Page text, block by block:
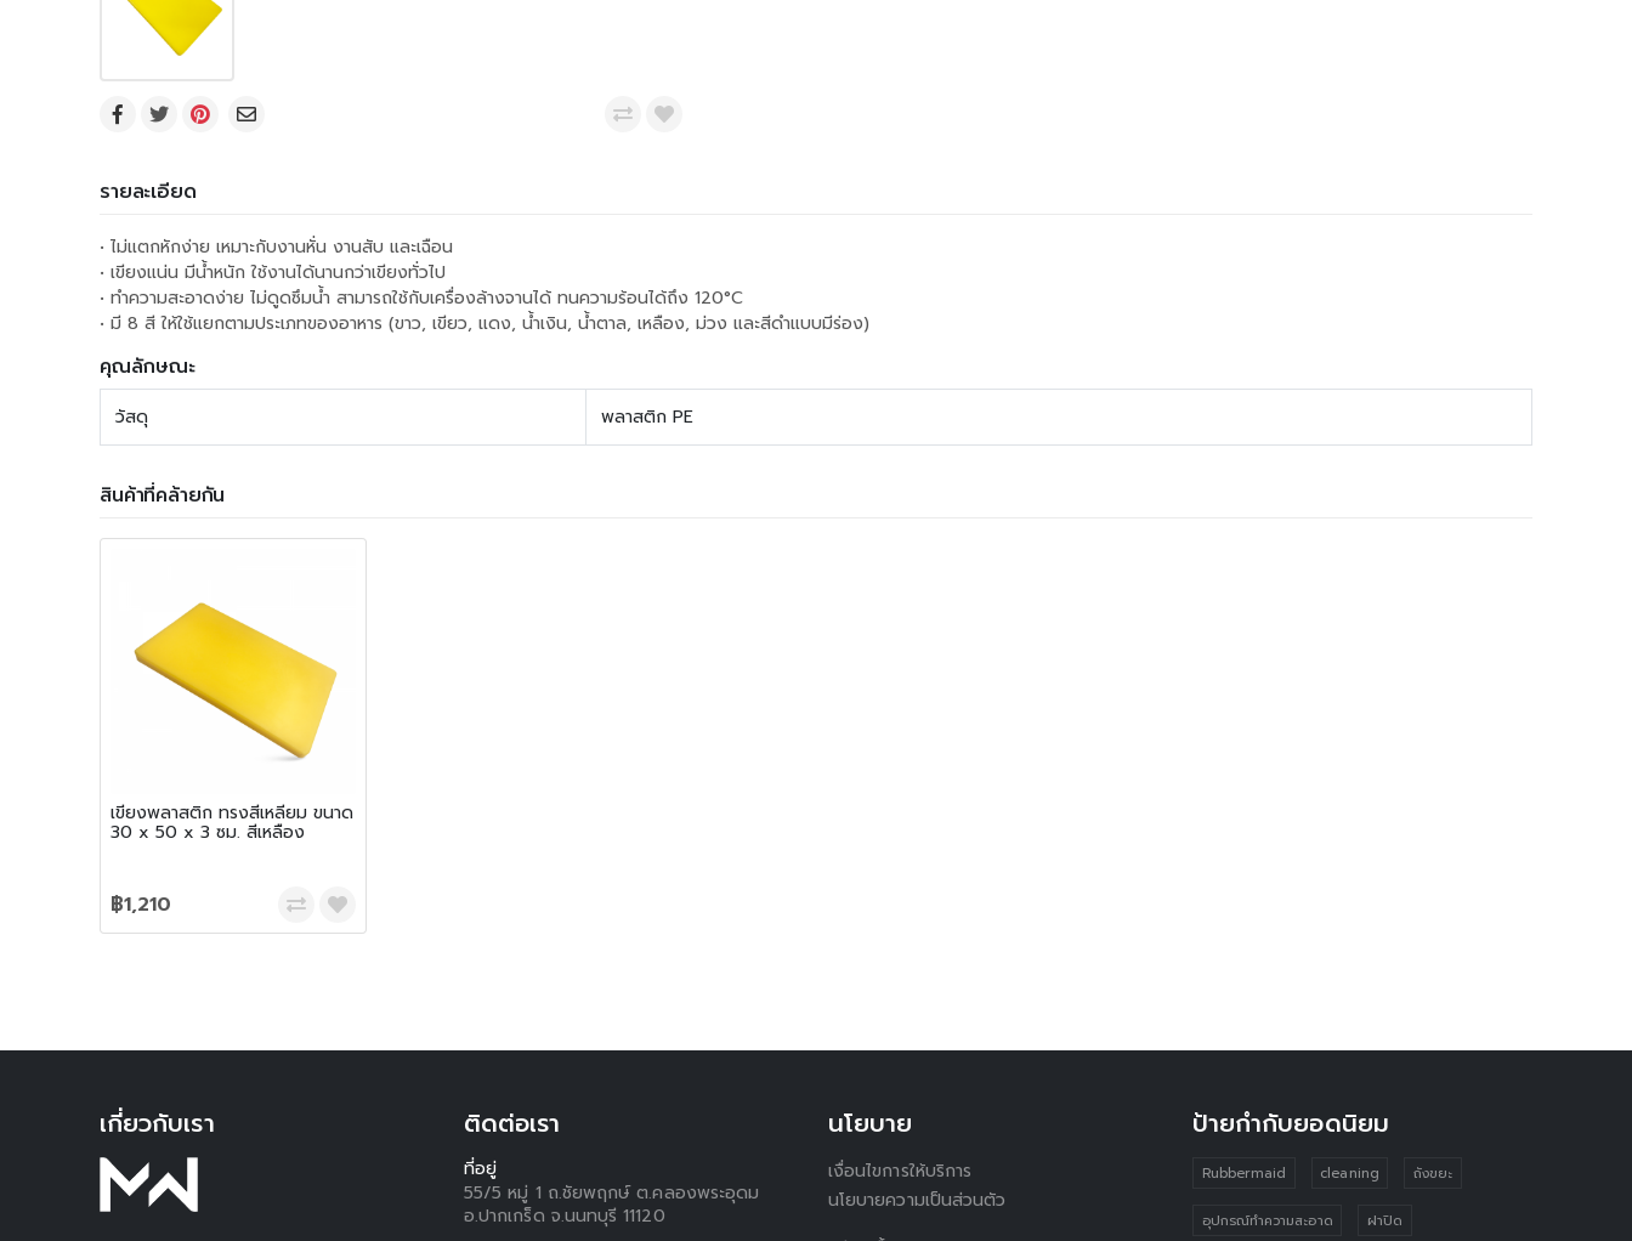
รายละเอียด
• ไม่แตกหักง่าย เหมาะกับงานหั่น งานสับ และเฉือน
• เขียงแน่น มีน้ำหนัก ใช้งานได้นานกว่าเขียงทั่วไป
• ทำความสะอาดง่าย ไม่ดูดซึมน้ำ สามารถใช้กับเครื่องล้างจานได้ ทนความร้อนได้ถึง 120°C
• มี 8 สี ให้ใช้แยกตามประเภทของอาหาร (ขาว, เขียว, แดง, น้ำเงิน, น้ำตาล, เหลือง, ม่วง และสีดำแบบมีร่อง)
คุณลักษณะ
วัสดุ พลาสติก PE
สินค้าที่คล้ายกัน
เขียงพลาสติก ทรงสี่เหลี่ยม ขนาด
30 x 50 x 3 ซม. สีเหลือง
฿1,210
เกี่ยวกับเรา ติดต่อเรา
ที่อยู่
55/5 หมู่ 1 ถ.ชัยพฤกษ์ ต.คลองพระอุดม
อ.ปากเกร็ด จ.นนทบุรี 11120
นโยบาย
เงื่อนไขการให้บริการ
นโยบายความเป็นส่วนตัว
ป้ายกำกับยอดนิยม
Rubbermaid cleaning ถังขยะ
อุปกรณ์ทำความสะอาด ฝาปิด